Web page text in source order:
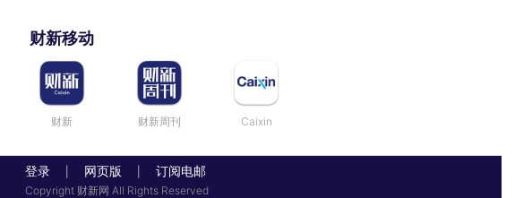
财新移动
财新 财新周刊 Caixin
登录 网页版 订阅电邮
Copyright 财新网 All Rights Reserved